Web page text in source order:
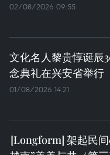
02/08/2026 09:55
文化名人黎贵惇诞辰
念典礼在兴安省举行
01/08/2026 14:21
架起民